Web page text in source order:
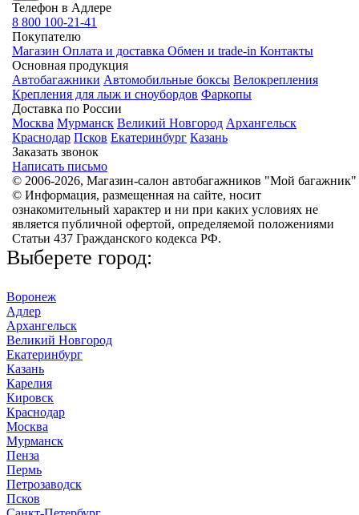
Телефон в Адлере
8 800 100-21-41
Покупателю
Магазин Оплата и доставка Обмен и trade-in Контакты
Основная продукция
Автобагажники Автомобильные боксы Велокрепления
Крепления для лыж и сноубордов Фаркопы
Доставка по России
Москва Мурманск Великий Новгород Архангельск
Краснодар Псков Екатеринбург Казань
Заказать звонок
Написать письмо
© 2006-2026, Магазин-салон автобагажников "Мой багажник"
© Информация, размещенная на сайте, носит
ознакомительный характер и ни при каких условиях не
является публичной офертой, определяемой положениями
Статьи 437 Гражданского кодекса РФ.
Выберете город:
Воронеж
Адлер
Архангельск
Великий Новгород
Екатеринбург
Казань
Карелия
Кировск
Краснодар
Москва
Мурманск
Пенза
Пермь
Петрозаводск
Псков